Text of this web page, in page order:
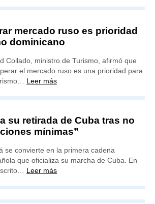
mercado ruso es prioridad
dominicano
Collado, ministro de Turismo, afirmó que
el mercado ruso es una prioridad para
Leer más
su retirada de Cuba tras no
mínimas”
se convierte en la primera cadena
que oficializa su marcha de Cuba. En
Leer más